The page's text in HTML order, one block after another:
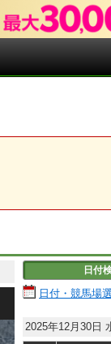
日付
日付・競馬場
2025年12月30日